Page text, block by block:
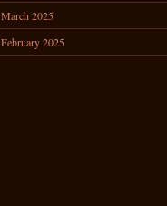
March 2025
February 2025